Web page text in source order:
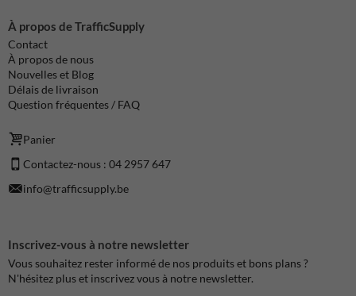
À propos de TrafficSupply
Contact
À propos de nous
Nouvelles et Blog
Délais de livraison
Question fréquentes / FAQ
Panier
Contactez-nous : 04 2957 647
info@trafficsupply.be
Inscrivez-vous à notre newsletter
Vous souhaitez rester informé de nos produits et bons plans ?
N'hésitez plus et inscrivez vous à notre newsletter.